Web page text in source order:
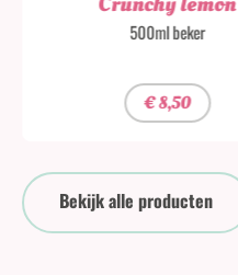
500ml beker
€8,50
Bekijk alle producten